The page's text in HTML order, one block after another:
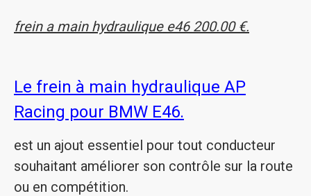
frein a main hydraulique e46 200.00 €.
Le frein à main hydraulique AP
Racing pour BMW E46.
est un ajout essentiel pour tout conducteur
souhaitant améliorer son contrôle sur la route
ou en compétition.